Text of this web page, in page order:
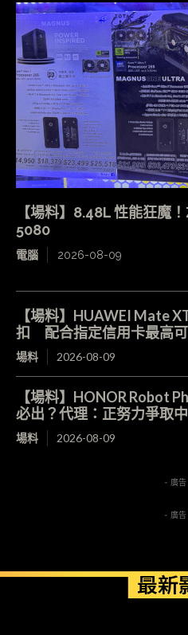
【場料】8.48L 性能狂魔
5080
電腦 2026-08-09
【場料】HUAWEI Mate
扣 配合指定信用卡最高
場料 2026-08-09
【場料】HONOR Robot
必出？代理：正努力爭取中
場料 2026-08-09
- 廣
- 廣
最新